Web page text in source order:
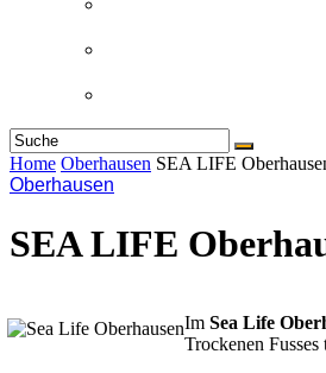
Home Oberhausen SEA LIFE
Oberhausen
SEA LIFE
Im Sea Life
Trockenen